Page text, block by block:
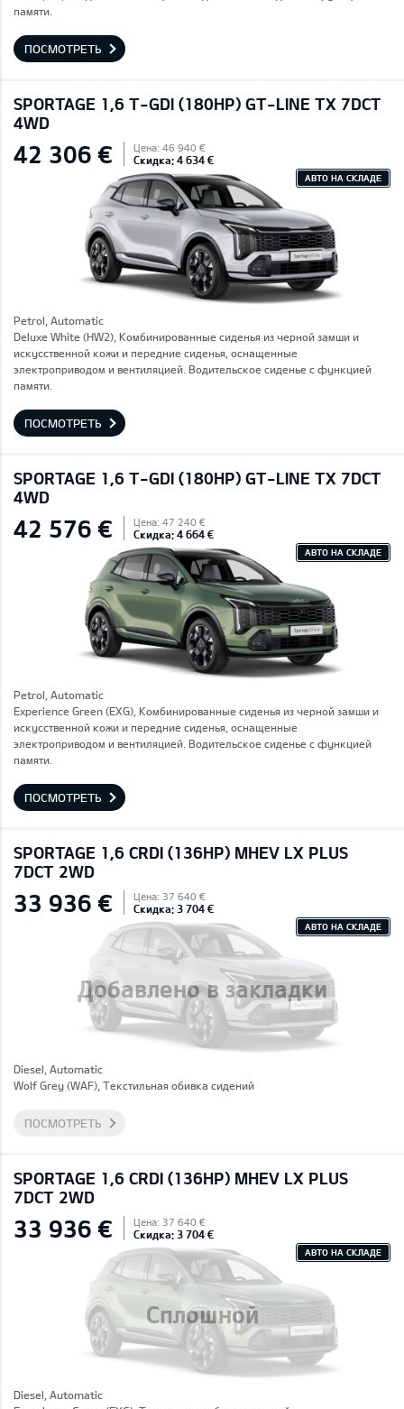
памяти.
ПОСМОТРЕТЬ
SPORTAGE 1,6 T-GDI (180HP) GT-LINE TX 7DCT
4WD
42 306 € Цена: 46 940 €
Скидка: 4 634 €
АВТО НА СКЛАДЕ
Petrol, Automatic
Deluxe White (HW2), Комбинированные сиденья из черной замши и
искусственной кожи и передние сиденья, оснащенные
электроприводом и вентиляцией. Водительское сиденье с функцией
памяти.
ПОСМОТРЕТЬ
SPORTAGE 1,6 T-GDI (180HP) GT-LINE TX 7DCT
4WD
42 576 € Цена: 47 240 €
Скидка: 4 664 €
АВТО НА СКЛАДЕ
Petrol, Automatic
Experience Green (EXG), Комбинированные сиденья из черной замши и
искусственной кожи и передние сиденья, оснащенные
электроприводом и вентиляцией. Водительское сиденье с функцией
памяти.
ПОСМОТРЕТЬ
SPORTAGE 1,6 CRDI (136HP) MHEV LX PLUS
7DCT 2WD
Добавлено в закладки
33 936 € Цена: 37 640 €
Скидка: 3 704 €
АВТО НА СКЛАДЕ
Diesel, Automatic
Wolf Grey (WAF), Текстильная обивка сидений
ПОСМОТРЕТЬ
SPORTAGE 1,6 CRDI (136HP) MHEV LX PLUS
7DCT 2WD
Сплошной
33 936 € Цена: 37 640 €
Скидка: 3 704 €
АВТО НА СКЛАДЕ
Diesel, Automatic